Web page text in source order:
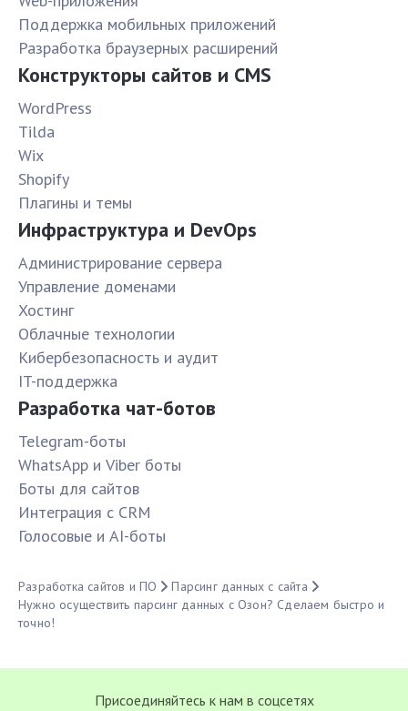
Поддержка мобильных приложений
Разработка браузерных расширений
Конструкторы сайтов и CMS
WordPress
Tilda
Wix
Shopify
Плагины и темы
Инфраструктура и DevOps
Администрирование сервера
Управление доменами
Хостинг
Облачные технологии
Кибербезопасность и аудит
IT-поддержка
Разработка чат-ботов
Telegram-боты
WhatsApp и Viber боты
Боты для сайтов
Интеграция с CRM
Голосовые и AI-боты
Разработка сайтов и ПО
Парсинг данных с сайта
Нужно осуществить парсинг данных с Озон? Сделаем быстро и
точно!
Присоединяйтесь к нам в соцсетях